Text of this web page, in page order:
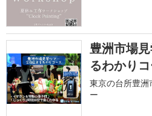
豊洲市場
るわかりコ
東京の台所豊
ー